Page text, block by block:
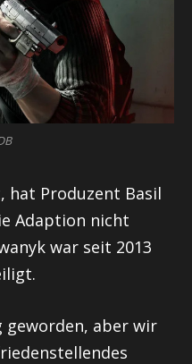
hat Produzent Basil
Adaption nicht
war seit 2013
geworden, aber wir